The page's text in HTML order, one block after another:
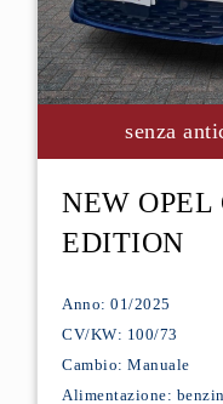
senza
NEW OPEL
EDITION
Anno: 01/2025
CV/KW: 100/73
Cambio: Manuale
Alimentazione: